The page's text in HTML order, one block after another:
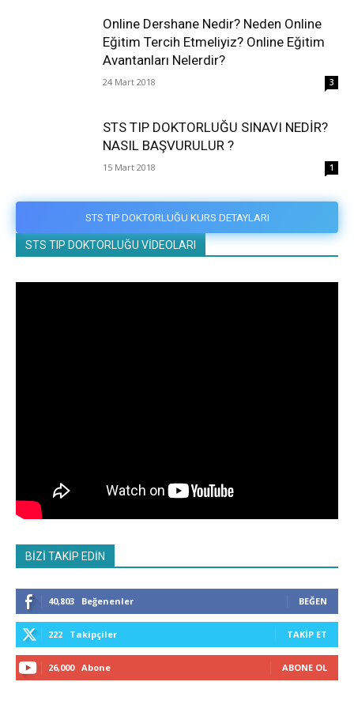
Online Dershane Nedir? Neden Online
Eğitim Tercih Etmeliyiz? Online Eğitim
Avantanları Nelerdir?
24 Mart 2018 3
STS TIP DOKTORLUĞU SINAVI NEDİR?
NASIL BAŞVURULUR ?
15 Mart 2018 1
STS TIP DOKTORLUĞU KURS DETAYLARI
STS TIP DOKTORLUĞU VİDEOLARI
BİZİ TAKİP EDİN
40,803 Beğenenler BEĞEN
222 Takipçiler TAKIP ET
26,000 Abone ABONE OL